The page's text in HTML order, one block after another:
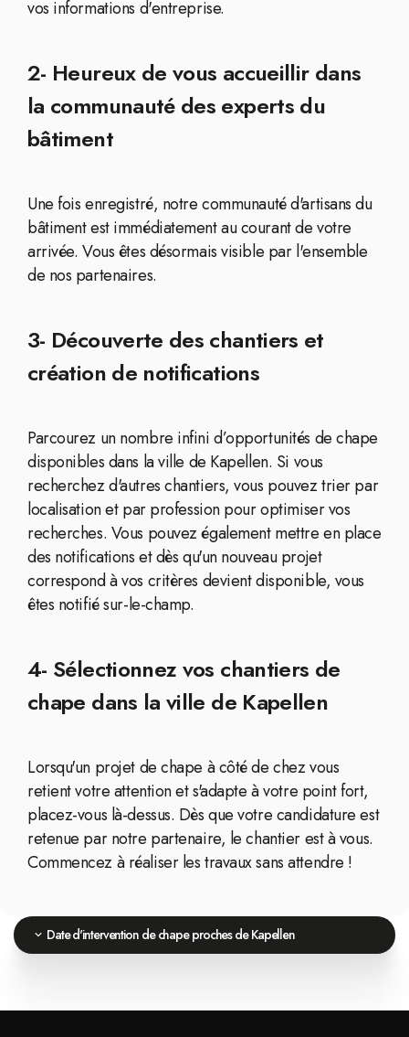
vos informations d'entreprise.
2- Heureux de vous accueillir dans
la communauté des experts du
bâtiment
Une fois enregistré, notre communauté d'artisans du
bâtiment est immédiatement au courant de votre
arrivée. Vous êtes désormais visible par l'ensemble
de nos partenaires.
3- Découverte des chantiers et
création de notifications
Parcourez un nombre infini d’opportunités de chape
disponibles dans la ville de Kapellen. Si vous
recherchez d'autres chantiers, vous pouvez trier par
localisation et par profession pour optimiser vos
recherches. Vous pouvez également mettre en place
des notifications et dès qu'un nouveau projet
correspond à vos critères devient disponible, vous
êtes notifié sur-le-champ.
4- Sélectionnez vos chantiers de
chape dans la ville de Kapellen
Lorsqu'un projet de chape à côté de chez vous
retient votre attention et s'adapte à votre point fort,
placez-vous là-dessus. Dès que votre candidature est
retenue par notre partenaire, le chantier est à vous.
Commencez à réaliser les travaux sans attendre !
Date d'intervention de chape proches de Kapellen